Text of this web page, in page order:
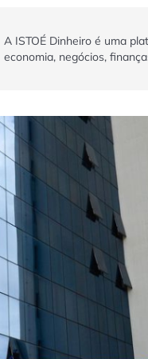
A ISTOÉ Dinheiro é uma
economia, negócios,